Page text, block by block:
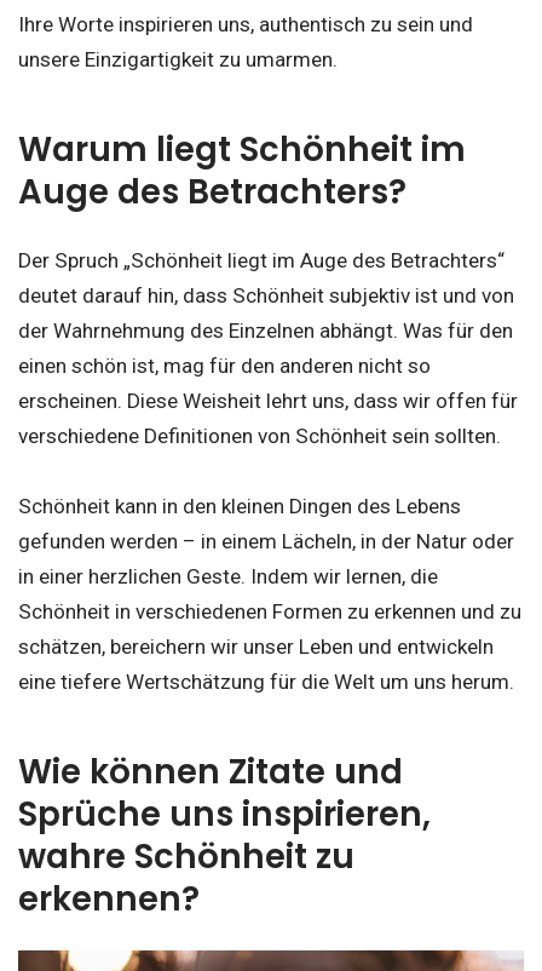
Ihre Worte inspirieren uns, authentisch zu sein und
unsere Einzigartigkeit zu umarmen.
Warum liegt Schönheit im
Auge des Betrachters?
Der Spruch „Schönheit liegt im Auge des Betrachters“
deutet darauf hin, dass Schönheit subjektiv ist und von
der Wahrnehmung des Einzelnen abhängt. Was für den
einen schön ist, mag für den anderen nicht so
erscheinen. Diese Weisheit lehrt uns, dass wir offen für
verschiedene Definitionen von Schönheit sein sollten.
Schönheit kann in den kleinen Dingen des Lebens
gefunden werden – in einem Lächeln, in der Natur oder
in einer herzlichen Geste. Indem wir lernen, die
Schönheit in verschiedenen Formen zu erkennen und zu
schätzen, bereichern wir unser Leben und entwickeln
eine tiefere Wertschätzung für die Welt um uns herum.
Wie können Zitate und
Sprüche uns inspirieren,
wahre Schönheit zu
erkennen?